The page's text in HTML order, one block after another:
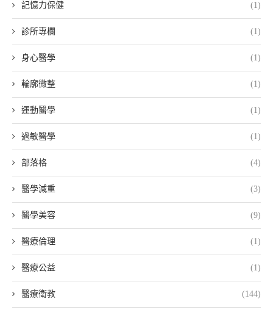
記憶力保健 (1)
診所專欄 (1)
身心醫學 (1)
輪廓微整 (1)
運動醫學 (1)
過敏醫學 (1)
部落格 (4)
醫學減重 (3)
醫學美容 (9)
醫療倫理 (1)
醫療公益 (1)
醫療衛教 (144)